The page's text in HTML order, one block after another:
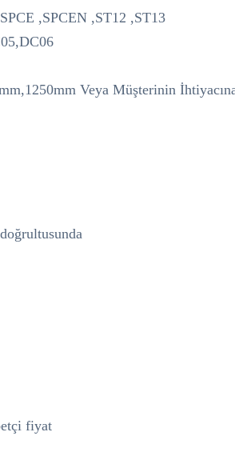
,SPCEN ,ST12 ,ST13
Veya Müşterinin
fiyat